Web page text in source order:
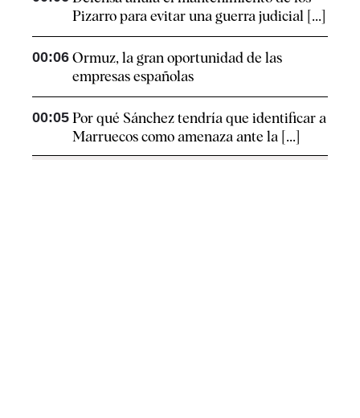
Pizarro para evitar una guerra judicial [...]
00:06 Ormuz, la gran oportunidad de las
empresas españolas
00:05 Por qué Sánchez tendría que identificar a
Marruecos como amenaza ante la [...]